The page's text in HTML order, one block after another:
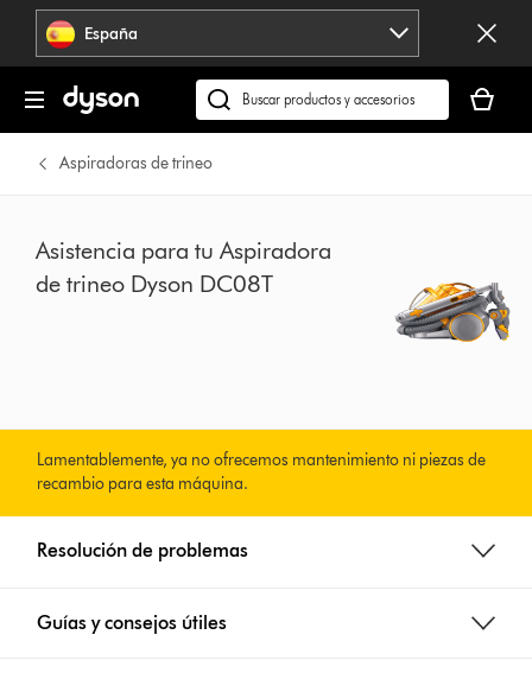
Omitir
navegación España
Buscar
en
dyson.es
cesta
está
Aspiradoras de trineo
Asistencia para tu Aspiradora
de trineo Dyson DC08T
Lamentablemente, ya no ofrecemos mantenimiento ni piezas de
recambio para esta máquina.
Resolución de problemas
Guías y consejos útiles